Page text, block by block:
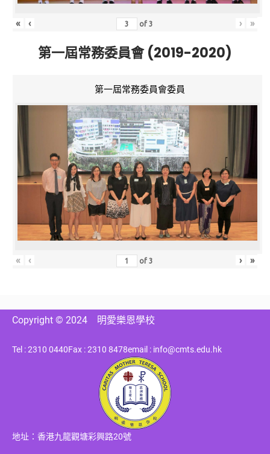
« ‹ of3 › »
第一屆常務委員會 (2019-2020)
第一屆常務委員會委員
« ‹ of3 › »
Copyright © 2024 明愛樂恩學校
Tel : 2310 0440Fax : 2310 8478email : info@cmts.edu.hk
地址：香港九龍觀塘彩興路20號